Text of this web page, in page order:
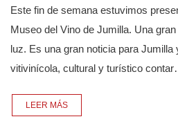
Este fin de semana estuvimos
Museo del Vino de Jumilla. Una
luz. Es una gran noticia para Jumilla
vitivinícola, cultural y turístico
LEER MÁS